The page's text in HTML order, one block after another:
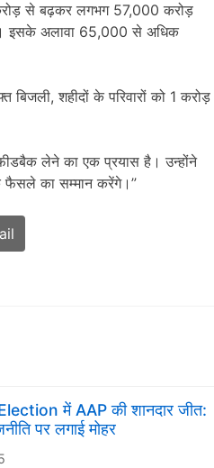
करोड़ से बढ़कर लगभग 57,000 करोड़
इसके अलावा 65,000 से अधिक
बिजली, शहीदों के परिवारों को 1 करोड़
लेने का एक प्रयास है। उन्होंने
फैसले का सम्मान करेंगे।”
में AAP की शानदार जीत:
पर लगाई मोहर